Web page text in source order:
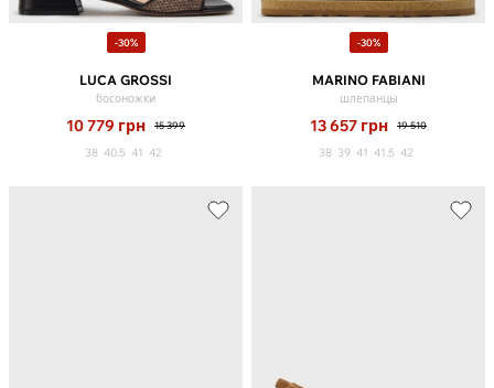
-30%
LUCA GROSSI
босоножки
10 779 грн 15 399
38 40.5 41 42
-30%
MARINO FABIANI
шлепанцы
13 657 грн 19 510
38 39 41 41.5 42